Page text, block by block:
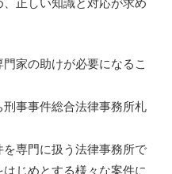
家の助けが必要になるこ
事事件総合法律事務所札
専門に扱う法律事務所で
じめとする様々な案件に